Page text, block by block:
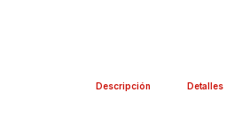
Descripción Detalles